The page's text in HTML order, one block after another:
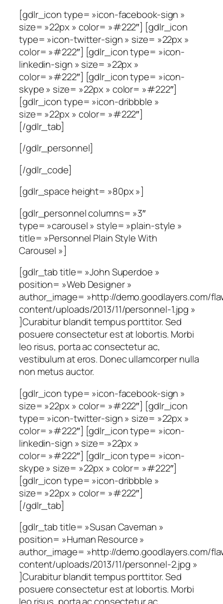
[gdlr_icon type= »icon-facebook-sign »
size= »22px » color= »#222″] [gdlr_icon
type= »icon-twitter-sign » size= »22px »
color= »#222″] [gdlr_icon type= »icon-
linkedin-sign » size= »22px »
color= »#222″] [gdlr_icon type= »icon-
skype » size= »22px » color= »#222″]
[gdlr_icon type= »icon-dribbble »
size= »22px » color= »#222″]
[/gdlr_tab]
[/gdlr_personnel]
[/gdlr_code]
[gdlr_space height= »80px »]
[gdlr_personnel columns= »3″
type= »carousel » style= »plain-style »
title= »Personnel Plain Style With
Carousel »]
[gdlr_tab title= »John Superdoe »
position= »Web Designer »
author_image= »http://demo.goodlayers.com/
content/uploads/2013/11/personnel-1.jpg »
]Curabitur blandit tempus porttitor. Sed
posuere consectetur est at lobortis. Morbi
leo risus, porta ac consectetur ac,
vestibulum at eros. Donec ullamcorper nulla
non metus auctor.
[gdlr_icon type= »icon-facebook-sign »
size= »22px » color= »#222″] [gdlr_icon
type= »icon-twitter-sign » size= »22px »
color= »#222″] [gdlr_icon type= »icon-
linkedin-sign » size= »22px »
color= »#222″] [gdlr_icon type= »icon-
skype » size= »22px » color= »#222″]
[gdlr_icon type= »icon-dribbble »
size= »22px » color= »#222″]
[/gdlr_tab]
[gdlr_tab title= »Susan Caveman »
position= »Human Resource »
author_image= »http://demo.goodlayers.com/
content/uploads/2013/11/personnel-2.jpg »
]Curabitur blandit tempus porttitor. Sed
posuere consectetur est at lobortis. Morbi